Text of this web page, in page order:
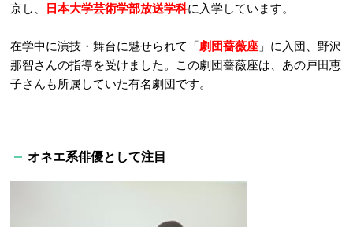
京し、
日本大学芸術学部放送学科に入学しています。
在学中に演技・舞台に魅せられて「劇団薔薇座 」に入団、野沢
那智さんの指導を受けました。この劇団薔薇座は、あの戸田恵
子さんも所属していた有名劇団です。
オネエ系俳優として注目